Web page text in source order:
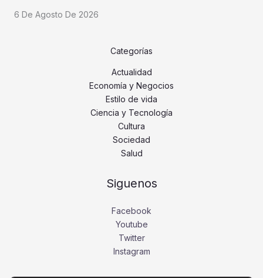
6 De Agosto De 2026
Categorías
Actualidad
Economía y Negocios
Estilo de vida
Ciencia y Tecnología
Cultura
Sociedad
Salud
Siguenos
Facebook
Youtube
Twitter
Instagram